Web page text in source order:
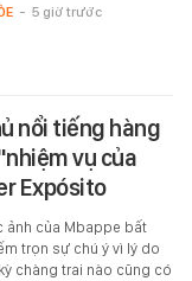
- 5 giờ trước
nổi tiếng hàng
vụ của
Expósito
ảnh của Mbappe bất
trọn sự chú ý vì lý do
chàng trai nào cũng có